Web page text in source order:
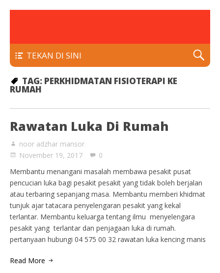
TEKAN DI SINI
TAG: PERKHIDMATAN FISIOTERAPI KE
RUMAH
Rawatan Luka Di Rumah
noor adzhar mansor
November 19, 2017
0
Membantu menangani masalah membawa pesakit pusat
pencucian luka bagi pesakit pesakit yang tidak boleh berjalan
atau terbaring sepanjang masa. Membantu memberi khidmat
tunjuk ajar tatacara penyelengaran pesakit yang kekal
terlantar. Membantu keluarga tentang ilmu menyelengara
pesakit yang terlantar dan penjagaan luka di rumah.
pertanyaan hubungi 04 575 00 32 rawatan luka kencing manis
Read More